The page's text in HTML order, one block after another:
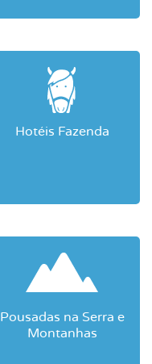
Hotéis Fazenda
Pousadas na Serra e
Montanhas